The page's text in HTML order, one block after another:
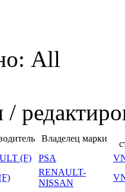
All
/
Владелец марки
(F) PSA
RENAULT-
NISSAN